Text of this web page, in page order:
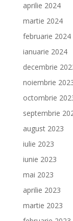
aprilie 2024
martie 2024
februarie 2024
ianuarie 2024
decembrie
noiembrie
octombrie
septembrie
august 2023
iulie 2023
iunie 2023
mai 2023
aprilie 2023
martie 2023